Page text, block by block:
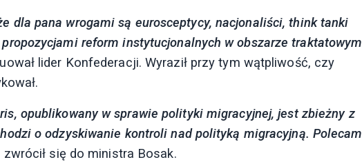
dla pana wrogami są eurosceptycy, nacjonaliści, think tanki
reform instytucjonalnych w obszarze traktatowym
lider Konfederacji. Wyraził przy tym wątpliwość, czy
opublikowany w sprawie polityki migracyjnej, jest zbieżny z
o odzyskiwanie kontroli nad polityką migracyjną. Polecam
zwrócił się do ministra Bosak.